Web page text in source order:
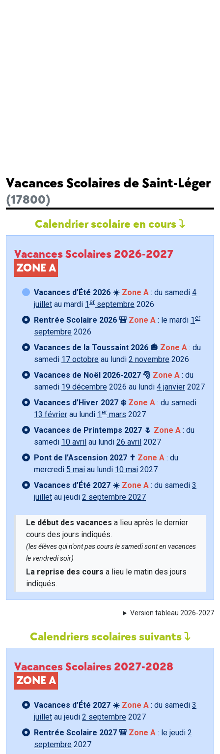
Vacances Scolaires de Saint-Léger
(17800)
Calendrier scolaire en cours
Vacances Scolaires 2026-2027
ZONE A
Vacances d’Été 2026 ☀️ Zone A : du samedi 4
juillet au mardi 1 er septembre 2026
Rentrée Scolaire 2026 🎒 Zone A : le mardi 1 er
septembre 2026
Vacances de la Toussaint 2026 🎃 Zone A : du
samedi 17 octobre au lundi 2 novembre 2026
Vacances de Noël 2026-2027 🎅 Zone A : du
samedi 19 décembre 2026 au lundi 4 janvier 2027
Vacances d’Hiver 2027 ❄️ Zone A : du samedi
13 février au lundi 1 er mars 2027
Vacances de Printemps 2027 🌷 Zone A : du
samedi 10 avril au lundi 26 avril 2027
Pont de l’Ascension 2027 ✝️ Zone A : du
mercredi 5 mai au lundi 10 mai 2027
Vacances d’Été 2027 ☀️ Zone A : du samedi 3
juillet au jeudi 2 septembre 2027
Le début des vacances a lieu après le dernier
cours des jours indiqués.
(les élèves qui n'ont pas cours le samedi sont en vacances
le vendredi soir)
La reprise des cours a lieu le matin des jours
indiqués.
Version tableau 2026-2027
Calendriers scolaires suivants
Vacances Scolaires 2027-2028
ZONE A
Vacances d’Été 2027 ☀️ Zone A : du samedi 3
juillet au jeudi 2 septembre 2027
Rentrée Scolaire 2027 🎒 Zone A : le jeudi 2
septembre 2027